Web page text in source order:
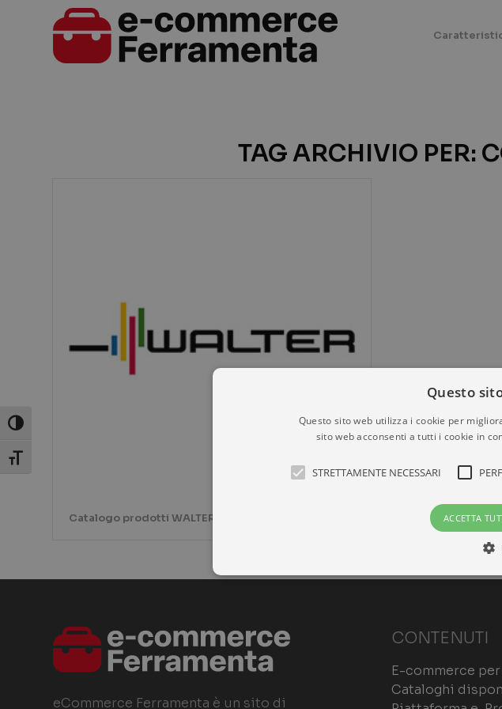
Attiva/disattiva alto contrasto
Attiva/disattiva dimensione testo
TAG ARCHIVIO PER:
Catalogo prodotti WALTER
eCommerce Ferramenta è un sito di
CONTENUTI
E-commerce
Cataloghi
Questo
Questo sito web utilizza i cookie per
sito web acconsenti a tutti i cookie in
STRETTAMENTE NECESSARI
ACCETTA
I cookie strettamente necessari consentono le funzionalità
web non può essere utilizzato correttamente senza i cookie
PROVIDER /